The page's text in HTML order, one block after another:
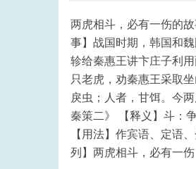
两虎相斗，必有一伤的
事】战国时期，韩国和
轸给秦惠王讲卞庄子利
只老虎，劝秦惠王采取
戾虫；人者，甘饵。今
秦策二》 【释义】斗：
【用法】作宾语、定语
列】两虎相斗，必有一